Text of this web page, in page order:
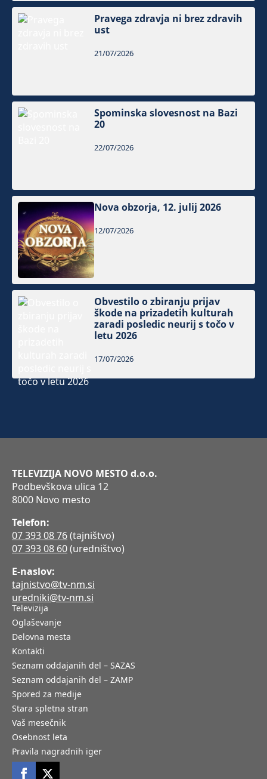
Pravega zdravja ni brez zdravih
ust
21/07/2026
Spominska slovesnost na Bazi
20
22/07/2026
Nova obzorja, 12. julij 2026
12/07/2026
Obvestilo o zbiranju prijav
škode na prizadetih kulturah
zaradi posledic neurij s točo v
letu 2026
17/07/2026
TELEVIZIJA NOVO MESTO d.o.o.
Podbevškova ulica 12
8000 Novo mesto
Telefon:
07 393 08 76(tajništvo)
07 393 08 60(uredništvo)
E-naslov:
tajnistvo@tv-nm.si
uredniki@tv-nm.si
Televizija
Oglaševanje
Delovna mesta
Kontakti
Seznam oddajanih del – SAZAS
Seznam oddajanih del – ZAMP
Spored za medije
Stara spletna stran
Vaš mesečnik
Osebnost leta
Pravila nagradnih iger